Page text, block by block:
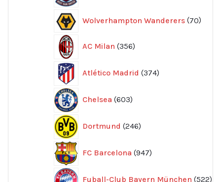
Wolverhampton Wanderers 70
AC Milan 356
produkter
Atlético Madrid 374
produkter
Chelsea 603
produkter
Dortmund 246
produkter
FC Barcelona 947
produkter
Fuball-Club Bayern München 522